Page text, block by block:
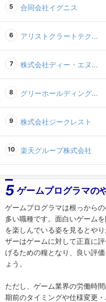
合同会社イグニス
アリストクラートテク...
株式会社ディー・エヌ...
グリーホールディング...
株式会社ジークレスト
楽天グループ株式会社
5 ゲームプログラマの
ゲームプログラマは根っから
多い職種です。面白いゲーム
を楽しんでいる姿を見るとや
ザーはゲームに対して正直に
げるための糧となり、良い評
ょう。
ただし、ゲーム業界の労働時
期前のタイミングや仕様変更